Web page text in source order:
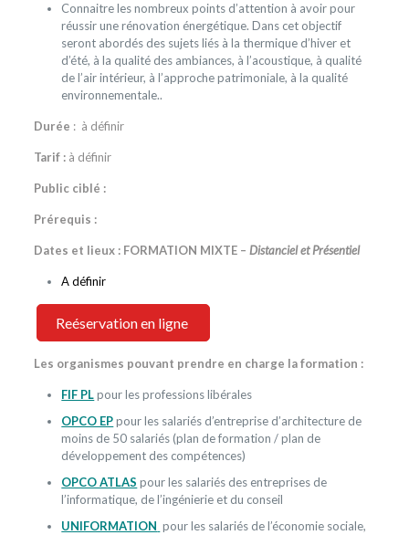
Connaitre les nombreux points d’attention à avoir pour
réussir une rénovation énergétique. Dans cet objectif
seront abordés des sujets liés à la thermique d’hiver et
d’été, à la qualité des ambiances, à l’acoustique, à qualité
de l’air intérieur, à l’approche patrimoniale, à la qualité
environnementale..
Durée : à définir
Tarif : à définir
Public ciblé :
Prérequis :
Dates et lieux : FORMATION MIXTE –Distanciel et Présentiel
A définir
Reéservation en ligne
Les organismes pouvant prendre en charge la formation :
FIF PLpour les professions libérales
OPCO EP pour les salariés d’entreprise d’architecture de
moins de 50 salariés (plan de formation / plan de
développement des compétences)
OPCO ATLAS pour les salariés des entreprises de
l’informatique, de l’ingénierie et du conseil
UNIFORMATION pour les salariés de l’économie sociale,